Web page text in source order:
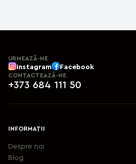
URMEAZĂ-NE
Instagram Facebook
CONTACTEAZĂ-NE
+373 684 111 50
INFORMAȚII
Despre noi
Blog